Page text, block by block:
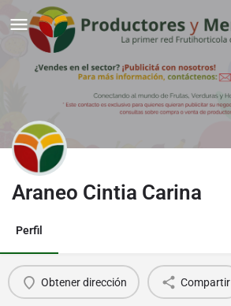
Araneo Cintia Carina
Perfil
Obtener dirección Compartir